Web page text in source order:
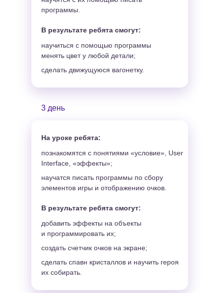
На уроке ребята:
В результате ребята смогут:
В результате ребята смогут:
3 день
программы.
познакомятся с понятиями «условие», User
Interface, «эффекты»;
научатся писать программы по сбору
элементов игры и отображению очков.
научиться с помощью программы
менять цвет у любой детали;
сделать движущуюся вагонетку.
добавить эффекты на объекты
и программировать их;
создать счетчик очков на экране;
сделать спавн кристаллов и научить героя
их собирать.